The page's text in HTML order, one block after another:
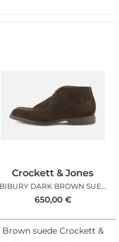
Crockett & Jones
BIBURY DARK BROWN SUEDE
650,00 €
Brown suede Crockett &